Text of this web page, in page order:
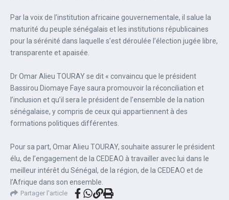
Par la voix de l’institution africaine gouvernementale, il salue la
maturité du peuple sénégalais et les institutions républicaines
pour la sérénité dans laquelle s’est déroulée l’élection jugée libre,
transparente et apaisée.
Dr Omar Alieu TOURAY se dit « convaincu que le président
Bassirou Diomaye Faye saura promouvoir la réconciliation et
l’inclusion et qu’il sera le président de l’ensemble de la nation
sénégalaise, y compris de ceux qui appartiennent à des
formations politiques différentes.
Pour sa part, Omar Alieu TOURAY, souhaite assurer le président
élu, de l’engagement de la CEDEAO à travailler avec lui dans le
meilleur intérêt du Sénégal, de la région, de la CEDEAO et de
l’Afrique dans son ensemble.
Partager l'article